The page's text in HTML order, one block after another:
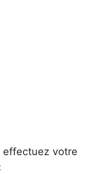
effectuez votre